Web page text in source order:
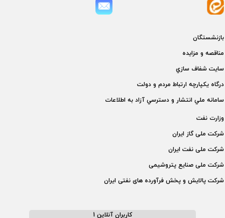
بازنشستگان
مناقصه و مزايده
سايت شفاف سازي
درگاه يكپارچه ارتباط مردم و دولت
سامانه ملي انتشار و دسترسي آزاد به اطلاعات
وزارت نفت
شركت ملی گاز ايران
شركت ملی نفت ايران
شركت ملی صنايع پتروشيمی
شركت پالايش و پخش فرآورده های نفتی ايران
کاربران آنلاین 1